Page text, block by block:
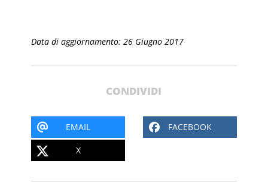
Data di aggiornamento: 26 Giugno 2017
CONDIVIDI
EMAIL FACEBOOK
X